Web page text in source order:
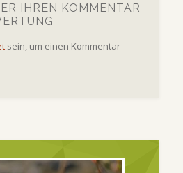
IHREN KOMMENTAR
sein, um einen Kommentar